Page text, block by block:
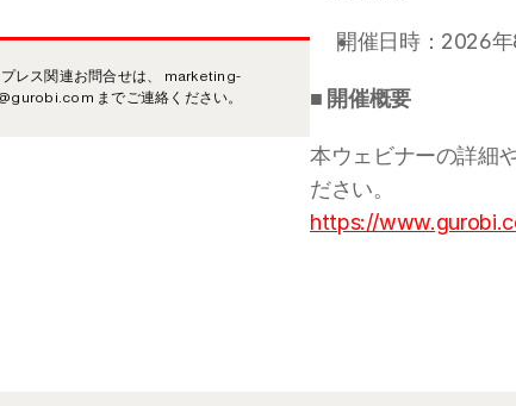
レス関連お問合せは、 marketing-
までご連絡ください。
開催日時：2026
■ 開催概要
本ウェビナーの詳細
ださい。
https://